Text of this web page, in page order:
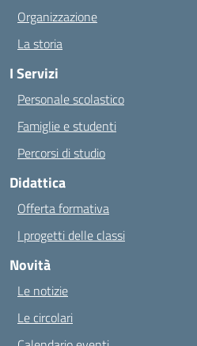
Organizzazione
La storia
I Servizi
Personale scolastico
Famiglie e studenti
Percorsi di studio
Didattica
Offerta formativa
I progetti delle classi
Novità
Le notizie
Le circolari